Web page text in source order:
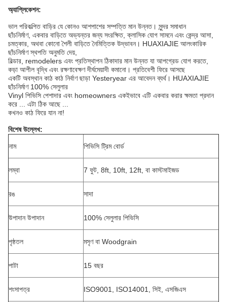
অ্যাপ্লিকেশন:
ভাল পরিকল্পিত বাড়ির যে কোনও আশপাশের সম্পত্তি মান উন্নত। সুন্দর সমাধান
ছাঁচনির্মাণ, একবার বাড়িতে অভ্যন্তর জন্য সংরক্ষিত, ক্লাসিক যোগ সামনে এবং কেন্দ্র আসা,
চমত্কার, অথবা কোনো শৈলী বাড়িতে নৈমিত্তিক উদ্ভাবন। HUAXIAJIE আলংকারিক
ছাঁচনির্মাণ স্থপতি অনুমতি দেয়,
বিল্ডার, remodelers এবং প্রতিস্থাপন ঠিকাদার মান উন্নত যা আপগ্রেড যোগ করতে,
কড়া আপীল বৃদ্ধি এবং রক্ষণাবেক্ষণ দীর্ঘমেয়াদী কমানো। প্রতিবেশী ফিরে আসছে
একটি অবস্থান কাঠ কাঠ নির্বাণ ছাড়া Yesteryear এর আবেদন ব্যর্থ। HUAXIAJIE
ছাঁচনির্মাণ 100% সেলুলার
Vinyl পিভিসি পেশাদার এবং homeowners একইভাবে এটি একবার করার ক্ষমতা প্রদান
করে ... এটা ঠিক আছে ...
কখনও কাঠ ফিরে যান না!
বিশেষ উল্লেখ:
নাম পিভিসি ট্রিম বোর্ড
লম্বা 7 ফুট, 8ft, 10ft, 12ft, বা কাস্টমাইজড
রঙ সাদা
উপাদান উপাদান 100% সেলুলার পিভিসি
পৃষ্ঠতল মসৃণ বা Woodgrain
পাটা 15 বছর
শংসাপত্র ISO9001, ISO14001, সিই, এসজিএস